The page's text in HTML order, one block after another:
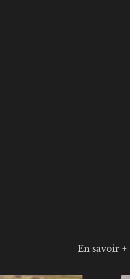
En savoir +